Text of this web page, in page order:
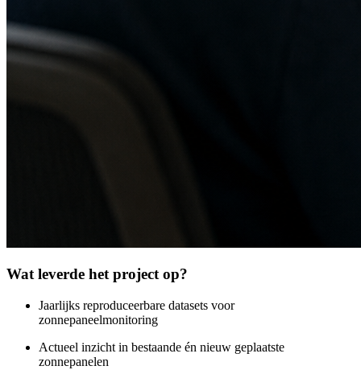
Wat leverde het project op?
Jaarlijks reproduceerbare datasets voor
zonnepaneelmonitoring
Actueel inzicht in bestaande én nieuw geplaatste
zonnepanelen